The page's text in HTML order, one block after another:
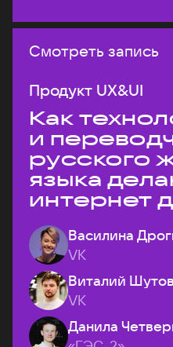
Смотреть запись
Продукт UX&UI
Как
и
русского
языка
интернет
Василина
VK
Виталий Шутов
VK
Данила